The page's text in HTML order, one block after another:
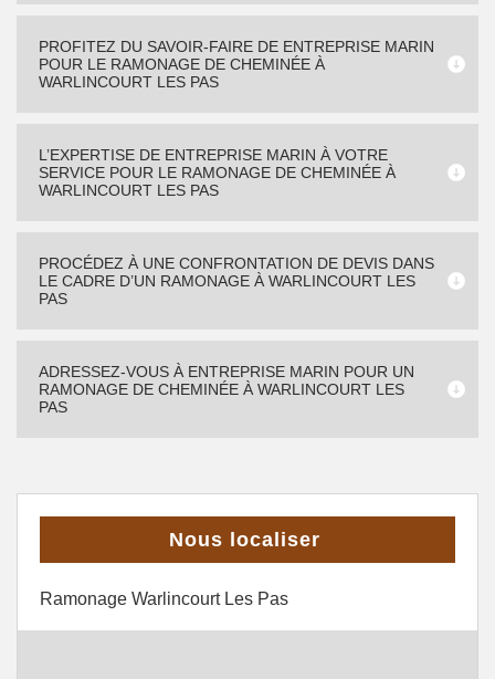
PROFITEZ DU SAVOIR-FAIRE DE ENTREPRISE MARIN
POUR LE RAMONAGE DE CHEMINÉE À
WARLINCOURT LES PAS
L’EXPERTISE DE ENTREPRISE MARIN À VOTRE
SERVICE POUR LE RAMONAGE DE CHEMINÉE À
WARLINCOURT LES PAS
PROCÉDEZ À UNE CONFRONTATION DE DEVIS DANS
LE CADRE D’UN RAMONAGE À WARLINCOURT LES
PAS
ADRESSEZ-VOUS À ENTREPRISE MARIN POUR UN
RAMONAGE DE CHEMINÉE À WARLINCOURT LES
PAS
Nous localiser
Ramonage Warlincourt Les Pas